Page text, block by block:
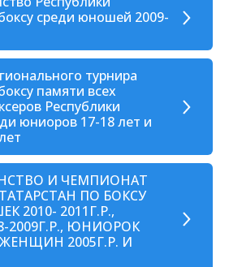
среди юношей 2009-
турнира
памяти всех
Республики
юниоров 17-18 лет и
И ЧЕМПИОНАТ
ПО БОКСУ
2010- 2011Г.Р.,
2009Г.Р., ЮНИОРОК
ЖЕНЩИН 2005Г.Р. И